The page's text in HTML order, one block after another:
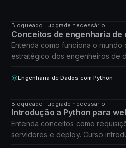
CURSO
Bloqueado · upgrade necessário
Conceitos de engenharia de
Entenda como funciona o
estratégico dos engenheiros de
Engenharia de Dados com Python
CURSO
Bloqueado · upgrade necessário
Introdução a Python para
Entenda conceitos como
servidores e deploy. Curso